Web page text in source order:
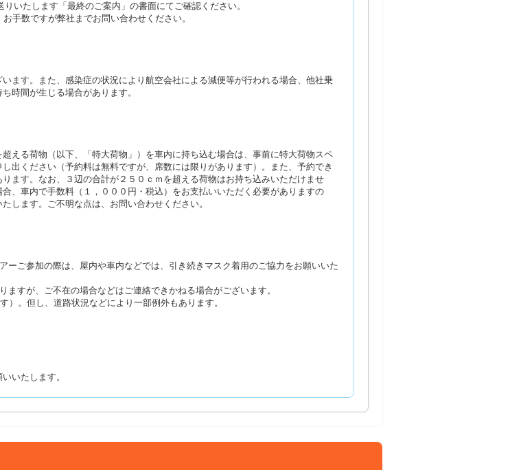
いたします「最終のご案内」の書面にてご確認ください。
手数ですが弊社までお問い合わせください。
ます。また、感染症の状況により航空会社による減便等が行われる場合、他社乗
時間が生じる場合があります。
える荷物（以下、「特大荷物」）を車内に持ち込む場合は、事前に特大荷物スペ
出ください（予約料は無料ですが、席数には限りがあります）。また、予約でき
ます。なお、３辺の合計が２５０ｃｍを超える荷物はお持ち込みいただけませ
、車内で手数料（１，０００円・税込）をお支払いいただく必要がありますの
します。ご不明な点は、お問い合わせください。
ーご参加の際は、屋内や車内などでは、引き続きマスク着用のご協力をお願いいた
すが、ご不在の場合などはご連絡できかねる場合がございます。
。但し、道路状況などにより一部例外もあります。
いたします。